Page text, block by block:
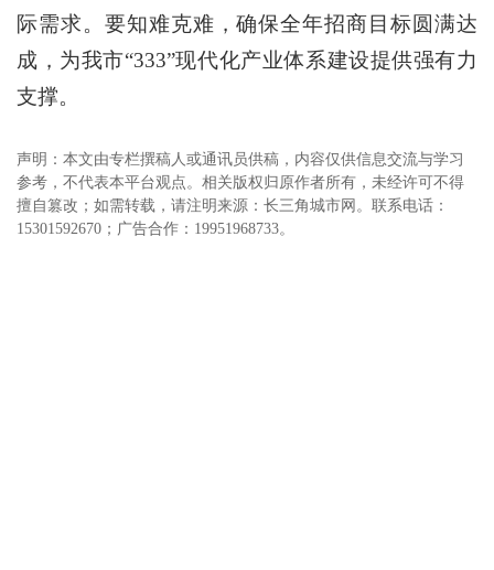
际需求。要知难克难，确保全年招商目标圆满达
成，为我市“333”现代化产业体系建设提供强有力
支撑。
声明：本文由专栏撰稿人或通讯员供稿，内容仅供信息交流与学习
参考，不代表本平台观点。相关版权归原作者所有，未经许可不得
擅自篡改；如需转载，请注明来源：长三角城市网。联系电话：
15301592670；广告合作：19951968733。